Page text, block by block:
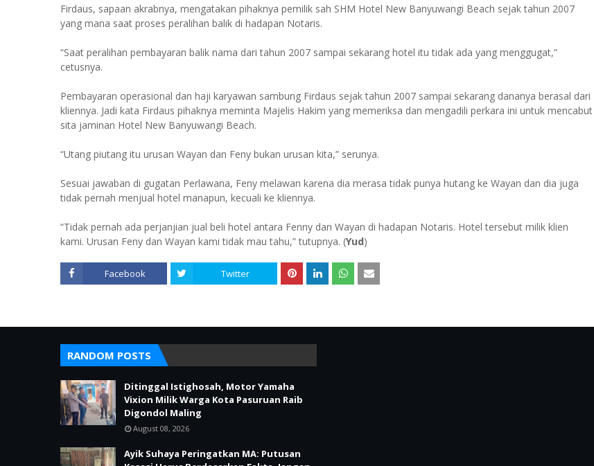
Firdaus, sapaan akrabnya, mengatakan pihaknya pemilik sah SHM Hotel New Banyuwangi Beach sejak tahun 2007
yang mana saat proses peralihan balik di hadapan Notaris.
“Saat peralihan pembayaran balik nama dari tahun 2007 sampai sekarang hotel itu tidak ada yang menggugat,”
cetusnya.
Pembayaran operasional dan haji karyawan sambung Firdaus sejak tahun 2007 sampai sekarang dananya berasal dari
kliennya. Jadi kata Firdaus pihaknya meminta Majelis Hakim yang memeriksa dan mengadili perkara ini untuk mencabut
sita jaminan Hotel New Banyuwangi Beach.
“Utang piutang itu urusan Wayan dan Feny bukan urusan kita,” serunya.
Sesuai jawaban di gugatan Perlawana, Feny melawan karena dia merasa tidak punya hutang ke Wayan dan dia juga
tidak pernah menjual hotel manapun, kecuali ke kliennya.
“Tidak pernah ada perjanjian jual beli hotel antara Fenny dan Wayan di hadapan Notaris. Hotel tersebut milik klien
kami. Urusan Feny dan Wayan kami tidak mau tahu,” tutupnya. (Yud)
Facebook Twitter
RANDOM POSTS
Ditinggal Istighosah, Motor Yamaha
Vixion Milik Warga Kota Pasuruan Raib
Digondol Maling
August 08, 2026
Ayik Suhaya Peringatkan MA: Putusan